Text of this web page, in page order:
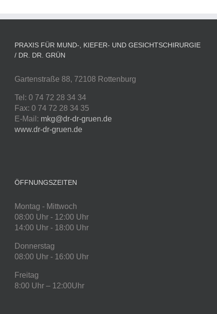
PRAXIS FÜR MUND-, KIEFER- UND GESICHTSCHIRURGIE
/ DR. DR. GRÜN
Gartenstraße 88, 72108 Rottenburg
Tel: 0 74 72 28 34 34
Fax: 0 74 72 28 34 35
E-Mail: mkg@dr-dr-gruen.de
www.dr-dr-gruen.de
ÖFFNUNGSZEITEN
Montag - Mittwoch
08:00 Uhr - 12:00 Uhr
14:00 Uhr - 18:00 Uhr
Donnerstag
08:00 Uhr - 16:00 Uhr
Freitag
8:00 Uhr – 12:00Uhr